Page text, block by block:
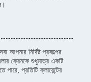
আপনার নির্দিষ্ট প্রকল্পের
ক্রেনকে শুধুমাত্র একটি
পারে, প্রতিটি ক্লায়েন্টের